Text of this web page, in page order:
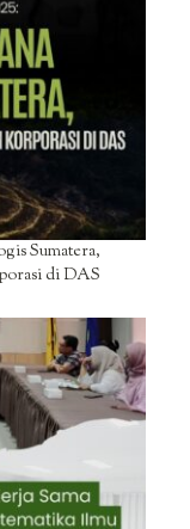
Sumatera,
di DAS